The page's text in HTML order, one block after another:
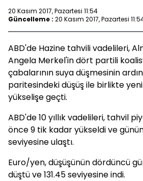
20 Kasım 2017, Pazartesi 11:54
Güncelleme : 20 Kasım 2017, Pazartesi
ABD'de Hazine tahvili vadelileri,
Angela Merkel'in dört partili
çabalarının suya düşmesinin
paritesindeki düşüş ile birlikte
yükselişe geçti.
ABD'de 10 yıllık vadelileri, tahvil
önce 9 tik kadar yükseldi ve
seviyesine ulaştı.
Euro/yen, düşüşünün dördüncü
düştü ve 131.45 seviyesine indi.